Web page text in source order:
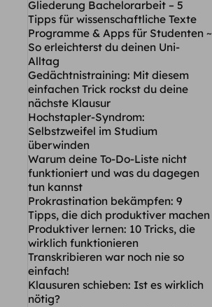
Gliederung Bachelorarbeit – 5
Tipps für wissenschaftliche Texte
Programme & Apps für Studenten ~
So erleichterst du deinen Uni-
Alltag
Gedächtnistraining: Mit diesem
einfachen Trick rockst du deine
nächste Klausur
Hochstapler-Syndrom:
Selbstzweifel im Studium
überwinden
Warum deine To-Do-Liste nicht
funktioniert und was du dagegen
tun kannst
Prokrastination bekämpfen: 9
Tipps, die dich produktiver machen
Produktiver lernen: 10 Tricks, die
wirklich funktionieren
Transkribieren war noch nie so
einfach!
Klausuren schieben: Ist es wirklich
nötig?